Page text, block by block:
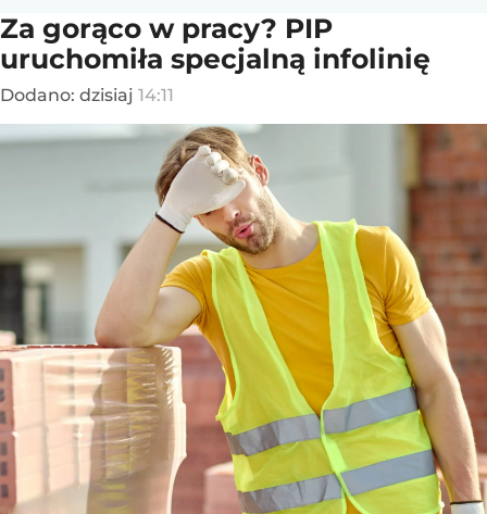
Za gorąco w pracy? PIP
uruchomiła specjalną infolinię
Dodano: dzisiaj 14:11